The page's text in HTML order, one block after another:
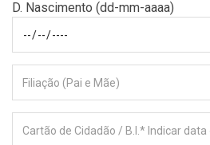
D. Nascimento (dd-mm-aaaa)